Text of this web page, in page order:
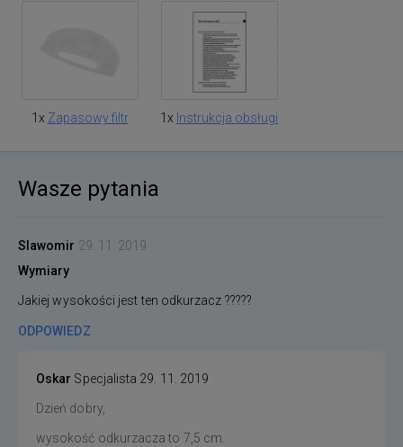
1x Zapasowy filtr 1x Instrukcja obsługi
Wasze pytania
Slawomir 29. 11. 2019
Wymiary
Jakiej wysokości jest ten odkurzacz ?????
ODPOWIEDZ
Oskar Specjalista 29. 11. 2019
Dzień dobry,
wysokość odkurzacza to 7,5 cm.